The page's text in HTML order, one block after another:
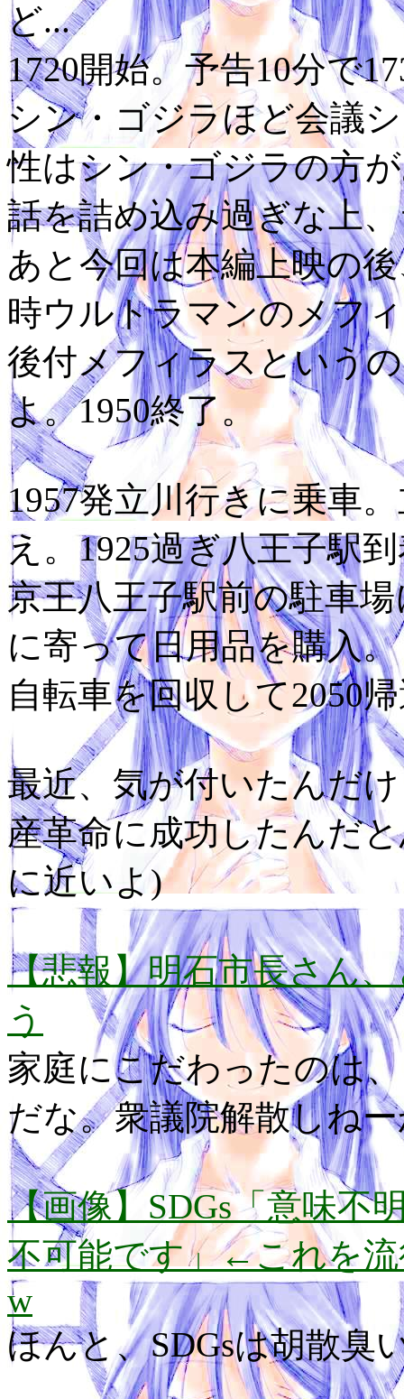
ど...
1720開始。予告10分で
シン・ゴジラほど会議
性はシン・ゴジラの方
話を詰め込み過ぎな上
あと今回は本編上映の
時ウルトラマンのメフ
後付メフィラスという
よ。1950終了。
1957発立川行きに乗車
え。1925過ぎ八王子駅
京王八王子駅前の駐車
に寄って日用品を購入。
自転車を回収して2050
最近、気が付いたんだ
産革命に成功したんだ
に近いよ)
【悲報】明石市長さん
う
家庭にこだわったのは
だな。衆議院解散しね
【画像】SDGs「意味不
不可能です」←これを
w
ほんと、SDGsは胡散臭